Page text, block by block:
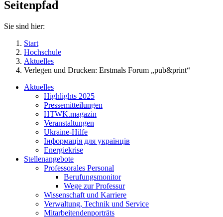
Seitenpfad
Sie sind hier:
Start
Hochschule
Aktuelles
Verlegen und Drucken: Erstmals Forum „pub&print“
Aktuelles
Highlights 2025
Pressemitteilungen
HTWK.magazin
Veranstaltungen
Ukraine-Hilfe
Інформація для українців
Energiekrise
Stellenangebote
Professorales Personal
Berufungsmonitor
Wege zur Professur
Wissenschaft und Karriere
Verwaltung, Technik und Service
Mitarbeitendenporträts